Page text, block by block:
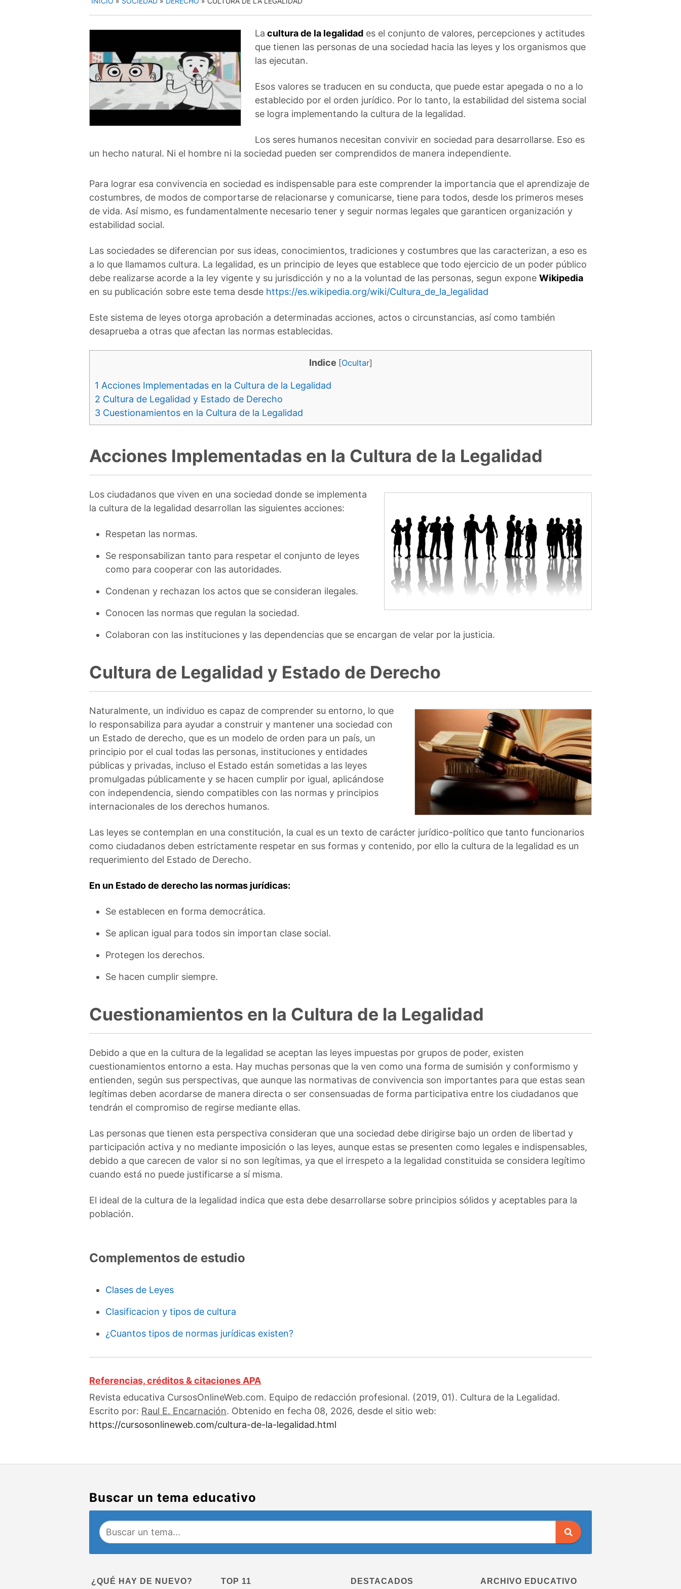
La cultura de la legalidad es el conjunto de valores, percepciones y actitudes
que tienen las personas de una sociedad hacia las leyes y los organismos que
las ejecutan.
Esos valores se traducen en su conducta, que puede estar apegada o no a lo
establecido por el orden jurídico. Por lo tanto, la estabilidad del sistema social
se logra implementando la cultura de la legalidad.
Los seres humanos necesitan convivir en sociedad para desarrollarse. Eso es
un hecho natural. Ni el hombre ni la sociedad pueden ser comprendidos de manera independiente.
Para lograr esa convivencia en sociedad es indispensable para este comprender la importancia que el aprendizaje de
costumbres, de modos de comportarse de relacionarse y comunicarse, tiene para todos, desde los primeros meses
de vida. Así mismo, es fundamentalmente necesario tener y seguir normas legales que garanticen organización y
estabilidad social.
Las sociedades se diferencian por sus ideas, conocimientos, tradiciones y costumbres que las caracterizan, a eso es
a lo que llamamos cultura. La legalidad, es un principio de leyes que establece que todo ejercicio de un poder público
debe realizarse acorde a la ley vigente y su jurisdicción y no a la voluntad de las personas, segun expone Wikipedia
en su publicación sobre este tema desde https://es.wikipedia.org/wiki/Cultura_de_la_legalidad
Este sistema de leyes otorga aprobación a determinadas acciones, actos o circunstancias, así como también
desaprueba a otras que afectan las normas establecidas.
Indice [Ocultar]
1 Acciones Implementadas en la Cultura de la Legalidad
2 Cultura de Legalidad y Estado de Derecho
3 Cuestionamientos en la Cultura de la Legalidad
Acciones Implementadas en la Cultura de la Legalidad
Los ciudadanos que viven en una sociedad donde se implementa
la cultura de la legalidad desarrollan las siguientes acciones:
Respetan las normas.
Se responsabilizan tanto para respetar el conjunto de leyes
como para cooperar con las autoridades.
Condenan y rechazan los actos que se consideran ilegales.
Conocen las normas que regulan la sociedad.
Colaboran con las instituciones y las dependencias que se encargan de velar por la justicia.
Cultura de Legalidad y Estado de Derecho
Naturalmente, un individuo es capaz de comprender su entorno, lo que
lo responsabiliza para ayudar a construir y mantener una sociedad con
un Estado de derecho, que es un modelo de orden para un país, un
principio por el cual todas las personas, instituciones y entidades
públicas y privadas, incluso el Estado están sometidas a las leyes
promulgadas públicamente y se hacen cumplir por igual, aplicándose
con independencia, siendo compatibles con las normas y principios
internacionales de los derechos humanos.
Las leyes se contemplan en una constitución, la cual es un texto de carácter jurídico-político que tanto funcionarios
como ciudadanos deben estrictamente respetar en sus formas y contenido, por ello la cultura de la legalidad es un
requerimiento del Estado de Derecho.
En un Estado de derecho las normas jurídicas:
Se establecen en forma democrática.
Se aplican igual para todos sin importan clase social.
Protegen los derechos.
Se hacen cumplir siempre.
Cuestionamientos en la Cultura de la Legalidad
Debido a que en la cultura de la legalidad se aceptan las leyes impuestas por grupos de poder, existen
cuestionamientos entorno a esta. Hay muchas personas que la ven como una forma de sumisión y conformismo y
entienden, según sus perspectivas, que aunque las normativas de convivencia son importantes para que estas sean
legítimas deben acordarse de manera directa o ser consensuadas de forma participativa entre los ciudadanos que
tendrán el compromiso de regirse mediante ellas.
Las personas que tienen esta perspectiva consideran que una sociedad debe dirigirse bajo un orden de libertad y
participación activa y no mediante imposición o las leyes, aunque estas se presenten como legales e indispensables,
debido a que carecen de valor si no son legítimas, ya que el irrespeto a la legalidad constituida se considera legítimo
cuando está no puede justificarse a sí misma.
El ideal de la cultura de la legalidad indica que esta debe desarrollarse sobre principios sólidos y aceptables para la
población.
Complementos de estudio
Clases de Leyes
Clasificacion y tipos de cultura
¿Cuantos tipos de normas jurídicas existen?
Referencias, créditos & citaciones APA
Revista educativa CursosOnlineWeb.com. Equipo de redacción profesional. (2019, 01). Cultura de la Legalidad.
Escrito por: Raul E. Encarnación. Obtenido en fecha 08, 2026, desde el sitio web:
https://cursosonlineweb.com/cultura-de-la-legalidad.html
Buscar un tema educativo
¿QUÉ HAY DE NUEVO? TOP 11 DESTACADOS ARCHIVO EDUCATIVO